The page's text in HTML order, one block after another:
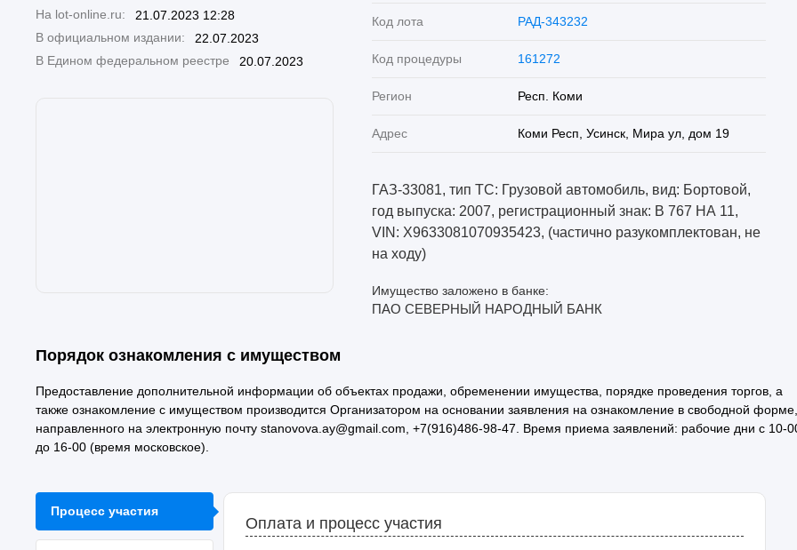
На lot-online.ru:
21.07.2023 12:28
В официальном издании:
22.07.2023
В Едином федеральном реестре
20.07.2023
Код лота РАД-343232
Код процедуры 161272
Регион Респ. Коми
Адрес Коми Респ, Усинск, Мира ул, дом 19
ГАЗ-33081, тип ТС: Грузовой автомобиль, вид: Бортовой,
год выпуска: 2007, регистрационный знак: В 767 НА 11,
VIN: X9633081070935423, (частично разукомплектован, не
на ходу)
Имущество заложено в банке:
ПАО СЕВЕРНЫЙ НАРОДНЫЙ БАНК
Порядок ознакомления с имуществом
Предоставление дополнительной информации об объектах продажи, обременении имущества, порядке проведения торгов, а
также ознакомление с имуществом производится Организатором на основании заявления на ознакомление в свободной форме,
направленного на электронную почту stanovova.ay@gmail.com, +7(916)486-98-47. Время приема заявлений: рабочие дни с 10-
до 16-00 (время московское).
Процесс участия
Оплата и процесс участия